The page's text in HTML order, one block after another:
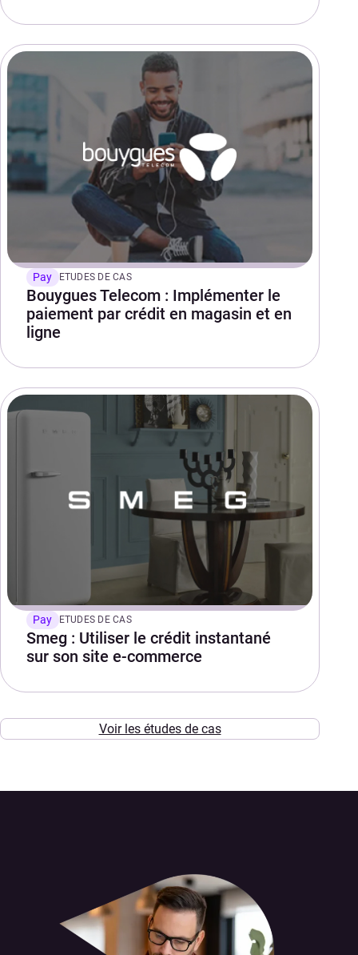
Pay ETUDES DE CAS
Bouygues Telecom : Implémenter le
paiement par crédit en magasin et en
ligne
Pay ETUDES DE CAS
Smeg : Utiliser le crédit instantané
sur son site e-commerce
Voir les études de cas